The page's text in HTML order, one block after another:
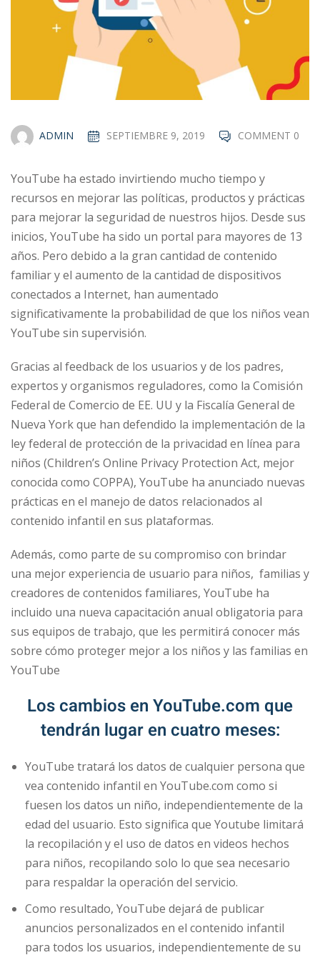
ADMIN SEPTIEMBRE 9, 2019 COMMENT 0
YouTube ha estado invirtiendo mucho tiempo y
recursos en mejorar las políticas, productos y prácticas
para mejorar la seguridad de nuestros hijos. Desde sus
inicios, YouTube ha sido un portal para mayores de 13
años. Pero debido a la gran cantidad de contenido
familiar y el aumento de la cantidad de dispositivos
conectados a Internet, han aumentado
significativamente la probabilidad de que los niños vean
YouTube sin supervisión.
Gracias al feedback de los usuarios y de los padres,
expertos y organismos reguladores, como la Comisión
Federal de Comercio de EE. UU y la Fiscalía General de
Nueva York que han defendido la implementación de la
ley federal de protección de la privacidad en línea para
niños (Children’s Online Privacy Protection Act, mejor
conocida como COPPA), YouTube ha anunciado nuevas
prácticas en el manejo de datos relacionados al
contenido infantil en sus plataformas.
Además, como parte de su compromiso con brindar
una mejor experiencia de usuario para niños, familias y
creadores de contenidos familiares, YouTube ha
incluido una nueva capacitación anual obligatoria para
sus equipos de trabajo, que les permitirá conocer más
sobre cómo proteger mejor a los niños y las familias en
YouTube
Los cambios en YouTube.com que
tendrán lugar en cuatro meses:
YouTube tratará los datos de cualquier persona que
vea contenido infantil en YouTube.com como si
fuesen los datos un niño, independientemente de la
edad del usuario. Esto significa que Youtube limitará
la recopilación y el uso de datos en videos hechos
para niños, recopilando solo lo que sea necesario
para respaldar la operación del servicio.
Como resultado, YouTube dejará de publicar
anuncios personalizados en el contenido infantil
para todos los usuarios, independientemente de su